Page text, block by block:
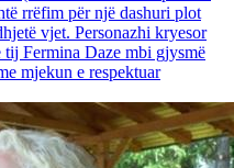
rrëfim për një dashuri plot
vjet. Personazhi kryesor
tij Fermina Daze mbi gjysmë
mjekun e respektuar